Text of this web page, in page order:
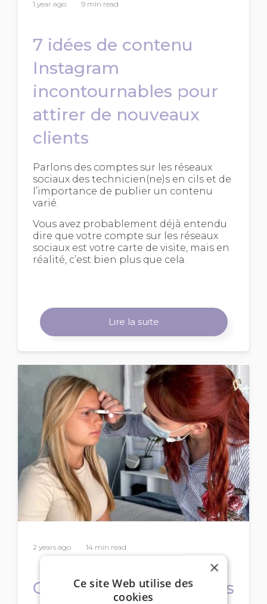
1 year ago 9 min read
7 idées de contenu
Instagram
incontournables pour
attirer de nouveaux
clients
Parlons des comptes sur les réseaux
sociaux des technicien(ne)s en cils et de
l’importance de publier un contenu
varié.
Vous avez probablement déjà entendu
dire que votre compte sur les réseaux
sociaux est votre carte de visite, mais en
réalité, c’est bien plus que cela.
Lire la suite
2 years ago 14 min read
Comment créer des cils
×
Ce site Web utilise des
cookies